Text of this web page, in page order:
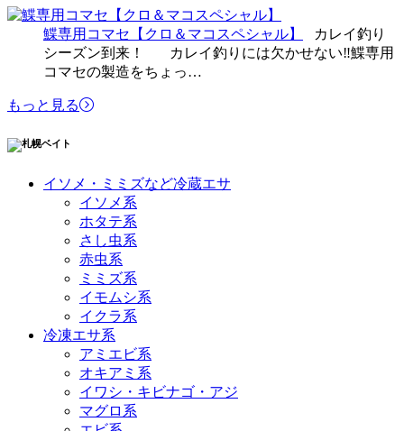
鰈専用コマセ【クロ＆マコスペシャル】
カレイ釣り
シーズン到来！ カレイ釣りには欠かせない‼鰈専用
コマセの製造をちょっ…
もっと見る
イソメ・ミミズなど冷蔵エサ
イソメ系
ホタテ系
さし虫系
赤虫系
ミミズ系
イモムシ系
イクラ系
冷凍エサ系
アミエビ系
オキアミ系
イワシ・キビナゴ・アジ
マグロ系